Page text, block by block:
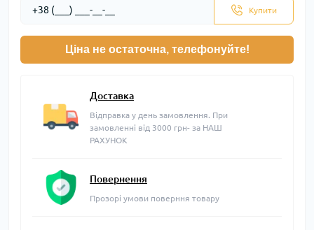
Купити
Ціна не остаточна, телефонуйте!
Доставка
Відправка у день замовлення. При
замовленні від 3000 грн- за НАШ
РАХУНОК
Повернення
Прозорі умови поверння товару